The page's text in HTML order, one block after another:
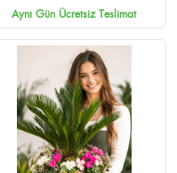
Aynı Gün Ücretsiz Teslimat